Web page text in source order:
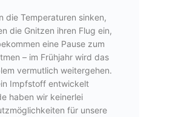
die Temperaturen sinken,
die Gnitzen ihren Flug ein,
eine Pause zum
– im Frühjahr wird das
vermutlich weitergehen.
Impfstoff entwickelt
haben wir keinerlei
für unsere